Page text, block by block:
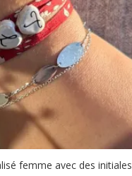
femme avec des initiales